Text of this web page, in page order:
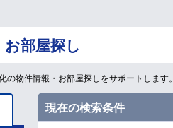
部屋探し
物件情報・お部屋探しをサポートします。
現在の検索条件